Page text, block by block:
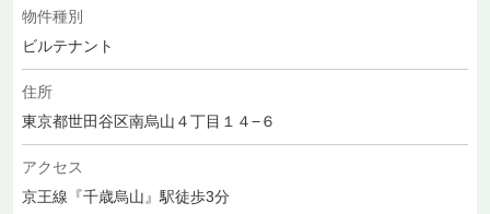
物件種別
ビルテナント
住所
東京都世田谷区南烏山４丁目１４−６
アクセス
京王線『千歳烏山』駅徒歩3分